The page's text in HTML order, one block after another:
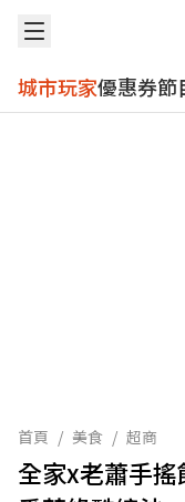
城市玩家優惠券節
首頁 / 美食 / 超商
全家x老蕭手